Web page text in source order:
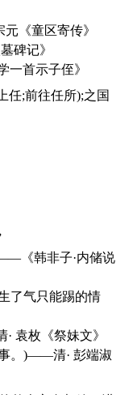
《童区寄传》
碑记》
首示子侄》
《韩非子·内储说
了气只能踢的情
袁枚《祭妹文》
。)——清· 彭端淑